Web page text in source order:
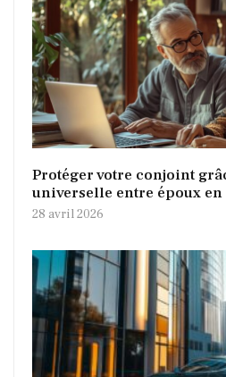
Protéger votre conjoint
universelle entre époux
28 avril 2026